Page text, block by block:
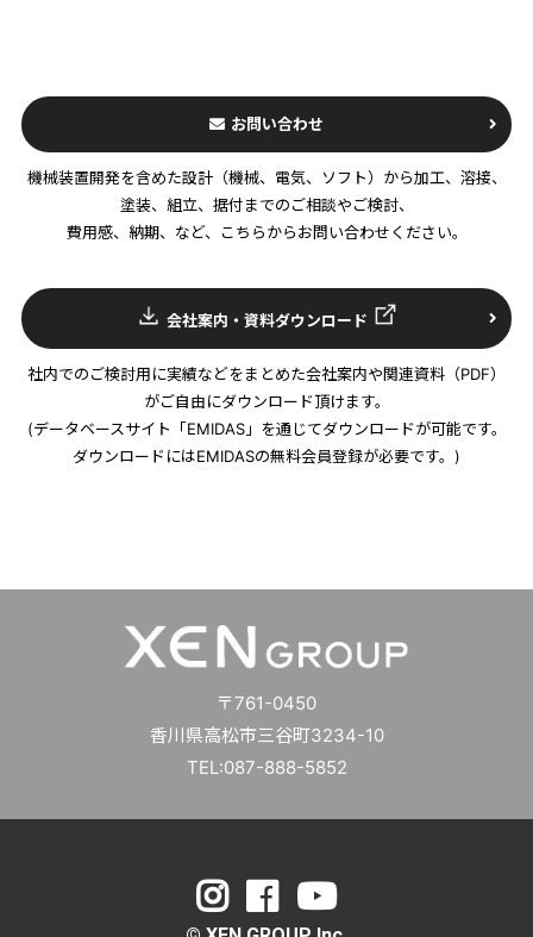
お問い合わせ
機械装置開発を含めた設計（機械、電気、ソフト）から加工、溶接、
塗装、組立、据付までのご相談やご検討、
費用感、納期、など、こちらからお問い合わせください。
会社案内・資料ダウンロード
社内でのご検討用に実績などをまとめた会社案内や関連資料（PDF）
がご自由にダウンロード頂けます。
(データベースサイト「EMIDAS」を通じてダウンロードが可能です。
ダウンロードにはEMIDASの無料会員登録が必要です。)
〒761-0450
香川県高松市三谷町3234-10
TEL:087-888-5852